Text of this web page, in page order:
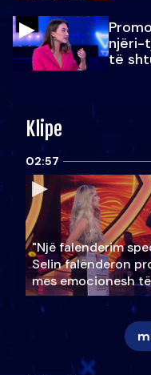
njëri-
të
Klipe
02:57
"Një falenderim
Selin falënderon
mes emocionesh